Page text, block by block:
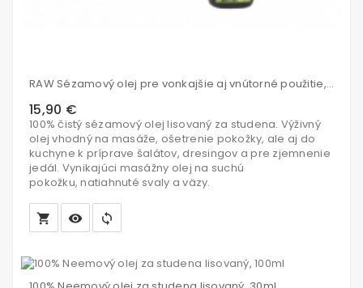
RAW Sézamový olej pre vonkajšie aj vnútorné použitie, 750ml
15,90 €
100% čistý sézamový olej lisovaný za studena. Výživný
olej vhodný na masáže, ošetrenie pokožky, ale aj do
kuchyne k príprave šalátov, dresingov a pre zjemnenie
jedál. Vynikajúci masážny olej na suchú
pokožku, natiahnuté svaly a väzy.
local_grocery_store
do
visibility sync